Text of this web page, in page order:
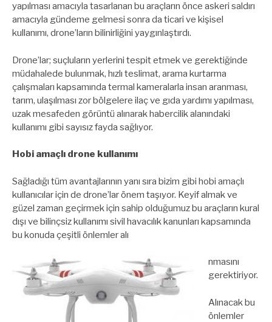
yapılması amacıyla tasarlanan bu araçların önce askeri saldırı
amacıyla gündeme gelmesi sonra da ticari ve kişisel
kullanımı, drone’ların bilinirliğini yaygınlaştırdı.
Drone’lar; suçluların yerlerini tespit etmek ve gerektiğinde
müdahalede bulunmak, hızlı teslimat, arama kurtarma
çalışmaları kapsamında termal kameralarla insan aranması,
tarım, ulaşılması zor bölgelere ilaç ve gıda yardımı yapılması,
uzak mesafeden görüntü alınarak habercilik alanındaki
kullanımı gibi sayısız fayda sağlıyor.
Hobi amaçlı drone kullanımı
Sağladığı tüm avantajlarının yanı sıra bizim gibi hobi amaçlı
kullanıcılar için de drone’lar önem taşıyor. Keyif almak ve
güzel zaman geçirmek için sahip olduğumuz bu araçların kural
dışı ve bilinçsiz kullanımı sivil havacılık kanunları kapsamında
bu konuda çeşitli önlemler alı
nmasını
gerektiriyor.
Alınacak bu
önlemler